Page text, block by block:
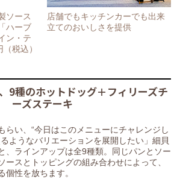
ソース
ハーブ
ン・テ
税込）
店舗でもキッチンカーでも出来
立てのおいしさを提供
9種のホットドッグ＋フィリーズチ
ーズステーキ
らい、“今日はこのメニューにチャレンジし
ようなバリエーションを展開したい」細貝
、ラインアップは全9種類。同じパンとソー
ースとトッピングの組み合わせによって、
個性を放ちます。